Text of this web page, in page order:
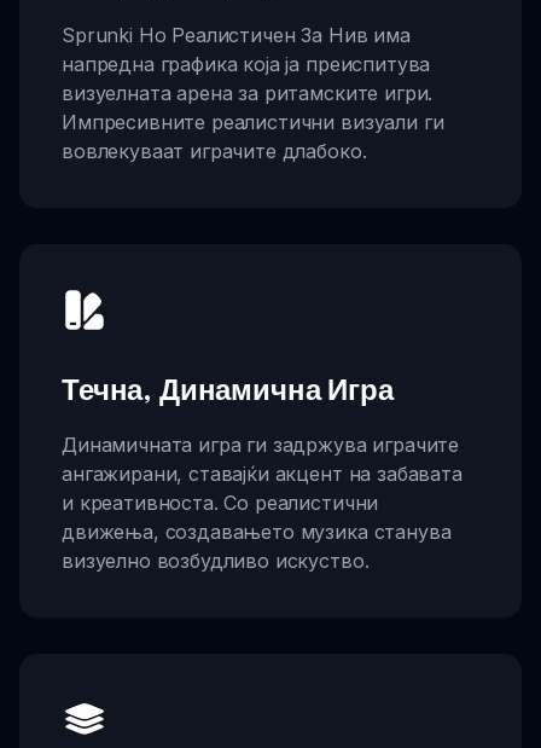
Sprunki Но Реалистичен За Нив има
напредна графика која ја преиспитува
визуелната арена за ритамските игри.
Импресивните реалистични визуали ги
вовлекуваат играчите длабоко.
Течна, Динамична Игра
Динамичната игра ги задржува играчите
ангажирани, ставајќи акцент на забавата
и креативноста. Со реалистични
движења, создавањето музика станува
визуелно возбудливо искуство.